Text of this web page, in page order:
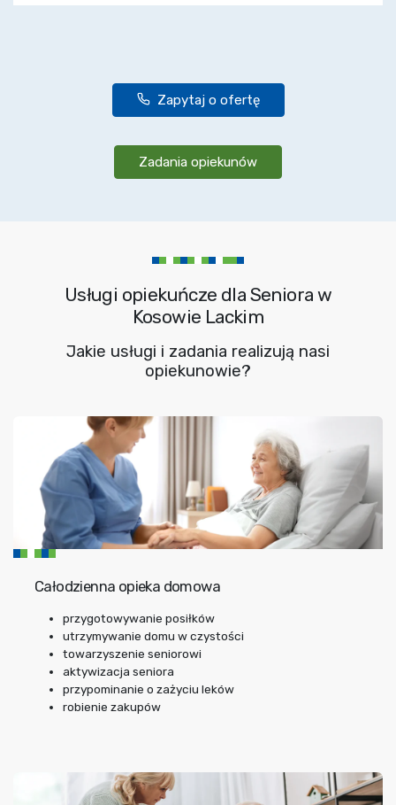
Zapytaj o ofertę
Zadania opiekunów
Usługi opiekuńcze dla Seniora w
Kosowie Lackim
Jakie usługi i zadania realizują nasi
opiekunowie?
Całodzienna opieka domowa
przygotowywanie posiłków
utrzymywanie domu w czystości
towarzyszenie seniorowi
aktywizacja seniora
przypominanie o zażyciu leków
robienie zakupów